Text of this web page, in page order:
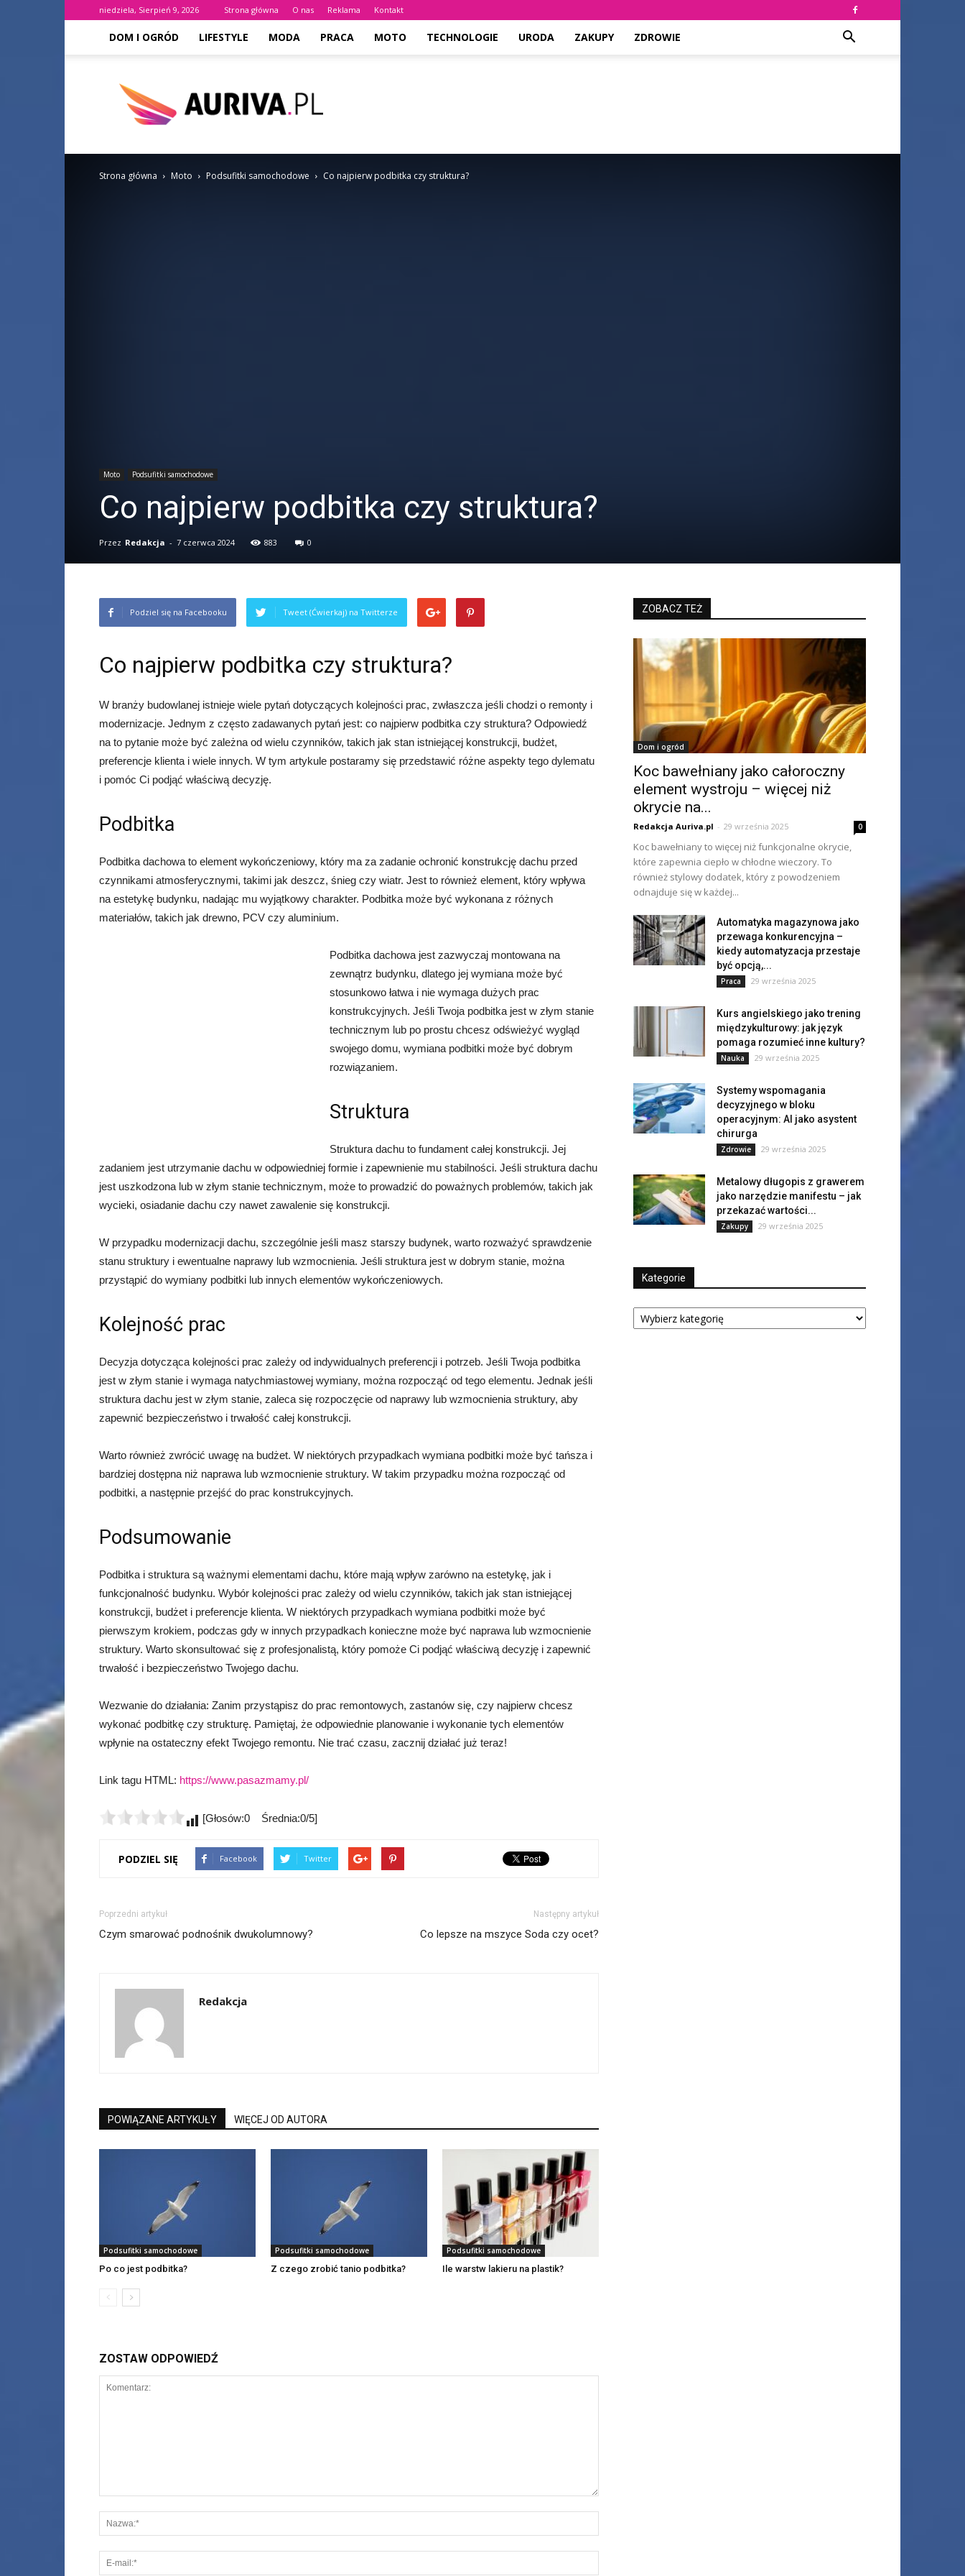
niedziela, Sierpień 9, 2026 Strona główna O nas Reklama Kontakt
DOM I OGRÓD LIFESTYLE MODA PRACA MOTO TECHNOLOGIE URODA ZAKUPY ZDROWIE
Strona główna Moto Podsufitki samochodowe Co najpierw podbitka czy struktura?
Moto Podsufitki samochodowe
Co najpierw podbitka czy struktura?
Przez Redakcja - 7 czerwca 2024 883 0
Podziel się na Facebooku Tweet (Ćwierkaj) na Twitterze
Co najpierw podbitka czy struktura?
W branży budowlanej istnieje wiele pytań dotyczących kolejności prac, zwłaszcza jeśli chodzi o remonty i
modernizacje. Jednym z często zadawanych pytań jest: co najpierw podbitka czy struktura? Odpowiedź
na to pytanie może być zależna od wielu czynników, takich jak stan istniejącej konstrukcji, budżet,
preferencje klienta i wiele innych. W tym artykule postaramy się przedstawić różne aspekty tego dylematu
i pomóc Ci podjąć właściwą decyzję.
Podbitka
Podbitka dachowa to element wykończeniowy, który ma za zadanie ochronić konstrukcję dachu przed
czynnikami atmosferycznymi, takimi jak deszcz, śnieg czy wiatr. Jest to również element, który wpływa
na estetykę budynku, nadając mu wyjątkowy charakter. Podbitka może być wykonana z różnych
materiałów, takich jak drewno, PCV czy aluminium.
Podbitka dachowa jest zazwyczaj montowana na
zewnątrz budynku, dlatego jej wymiana może być
stosunkowo łatwa i nie wymaga dużych prac
konstrukcyjnych. Jeśli Twoja podbitka jest w złym stanie
technicznym lub po prostu chcesz odświeżyć wygląd
swojego domu, wymiana podbitki może być dobrym
rozwiązaniem.
Struktura
Struktura dachu to fundament całej konstrukcji. Jej
zadaniem jest utrzymanie dachu w odpowiedniej formie i zapewnienie mu stabilności. Jeśli struktura dachu
jest uszkodzona lub w złym stanie technicznym, może to prowadzić do poważnych problemów, takich jak
wycieki, osiadanie dachu czy nawet zawalenie się konstrukcji.
W przypadku modernizacji dachu, szczególnie jeśli masz starszy budynek, warto rozważyć sprawdzenie
stanu struktury i ewentualne naprawy lub wzmocnienia. Jeśli struktura jest w dobrym stanie, można
przystąpić do wymiany podbitki lub innych elementów wykończeniowych.
Kolejność prac
Decyzja dotycząca kolejności prac zależy od indywidualnych preferencji i potrzeb. Jeśli Twoja podbitka
jest w złym stanie i wymaga natychmiastowej wymiany, można rozpocząć od tego elementu. Jednak jeśli
struktura dachu jest w złym stanie, zaleca się rozpoczęcie od naprawy lub wzmocnienia struktury, aby
zapewnić bezpieczeństwo i trwałość całej konstrukcji.
Warto również zwrócić uwagę na budżet. W niektórych przypadkach wymiana podbitki może być tańsza i
bardziej dostępna niż naprawa lub wzmocnienie struktury. W takim przypadku można rozpocząć od
podbitki, a następnie przejść do prac konstrukcyjnych.
Podsumowanie
Podbitka i struktura są ważnymi elementami dachu, które mają wpływ zarówno na estetykę, jak i
funkcjonalność budynku. Wybór kolejności prac zależy od wielu czynników, takich jak stan istniejącej
konstrukcji, budżet i preferencje klienta. W niektórych przypadkach wymiana podbitki może być
pierwszym krokiem, podczas gdy w innych przypadkach konieczne może być naprawa lub wzmocnienie
struktury. Warto skonsultować się z profesjonalistą, który pomoże Ci podjąć właściwą decyzję i zapewnić
trwałość i bezpieczeństwo Twojego dachu.
Wezwanie do działania: Zanim przystąpisz do prac remontowych, zastanów się, czy najpierw chcesz
wykonać podbitkę czy strukturę. Pamiętaj, że odpowiednie planowanie i wykonanie tych elementów
wpłynie na ostateczny efekt Twojego remontu. Nie trać czasu, zacznij działać już teraz!
Link tagu HTML: https://www.pasazmamy.pl/
[Głosów:0 Średnia:0/5]
PODZIEL SIĘ Facebook Twitter
Poprzedni artykuł
Czym smarować podnośnik dwukolumnowy?
Następny artykuł
Co lepsze na mszyce Soda czy ocet?
Redakcja
POWIĄZANE ARTYKUŁY WIĘCEJ OD AUTORA
Podsufitki samochodowe
Po co jest podbitka?
Podsufitki samochodowe
Z czego zrobić tanio podbitka?
Podsufitki samochodowe
Ile warstw lakieru na plastik?
ZOSTAW ODPOWIEDŹ
ZOBACZ TEŻ
Dom i ogród
Koc bawełniany jako całoroczny
element wystroju – więcej niż
okrycie na...
Redakcja Auriva.pl - 29 września 2025 0
Koc bawełniany to więcej niż funkcjonalne okrycie,
które zapewnia ciepło w chłodne wieczory. To
również stylowy dodatek, który z powodzeniem
odnajduje się w każdej...
Automatyka magazynowa jako
przewaga konkurencyjna –
kiedy automatyzacja przestaje
być opcją,...
Praca 29 września 2025
Kurs angielskiego jako trening
międzykulturowy: jak język
pomaga rozumieć inne kultury?
Nauka 29 września 2025
Systemy wspomagania
decyzyjnego w bloku
operacyjnym: AI jako asystent
chirurga
Zdrowie 29 września 2025
Metalowy długopis z grawerem
jako narzędzie manifestu – jak
przekazać wartości...
Zakupy 29 września 2025
Kategorie
Kategorie